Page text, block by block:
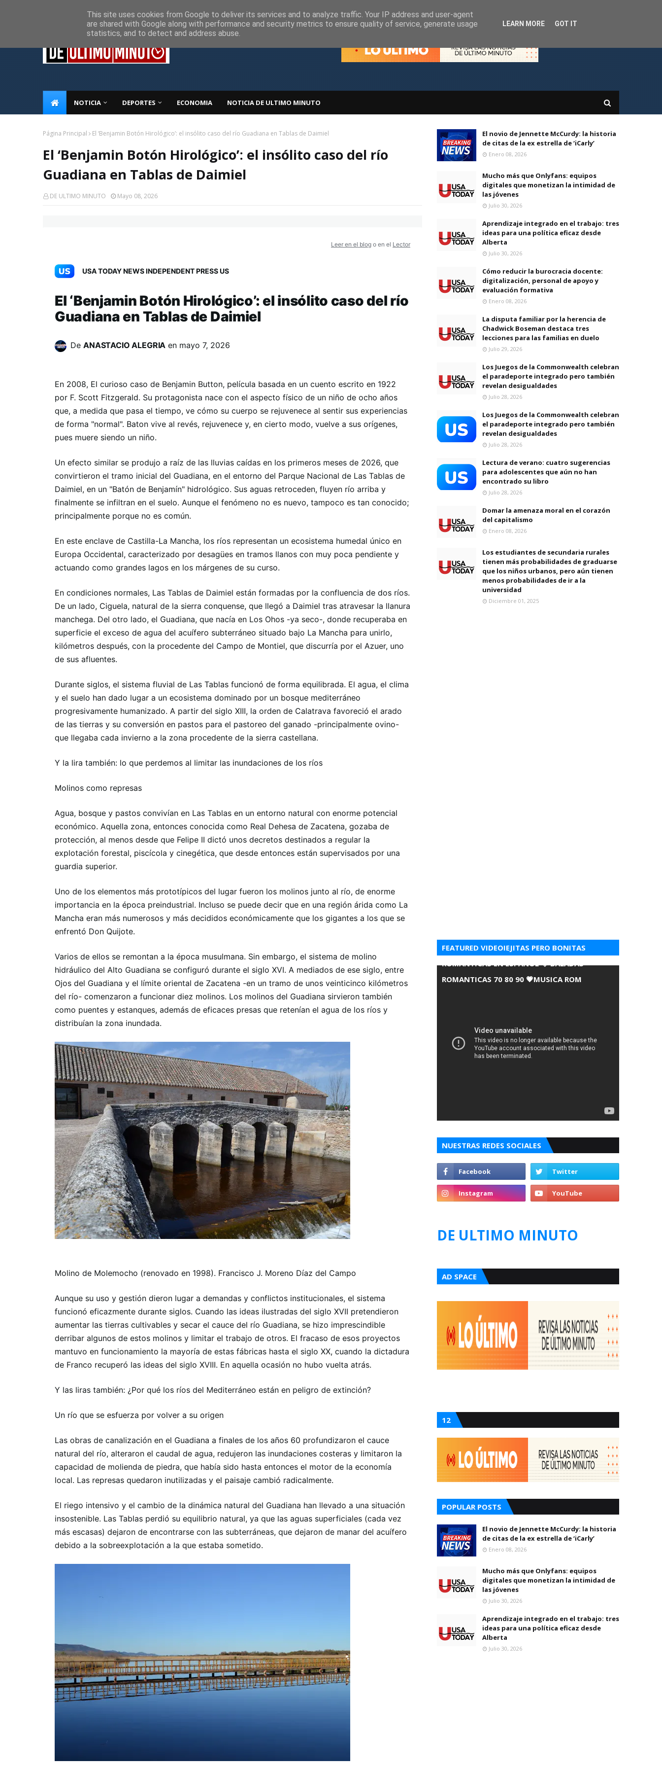
NOTICIA DEPORTES ECONOMIA NOTICIA DE ULTIMO MINUTO
Página Principal El ‘Benjamin Botón Hirológico’: el insólito caso del río Guadiana en Tablas de Daimiel
El ‘Benjamin Botón Hirológico’: el insólito caso del río
Guadiana en Tablas de Daimiel
DE ULTIMO MINUTO Mayo 08, 2026
Leer en el blog o en el Lector
USA TODAY NEWS INDEPENDENT PRESS US
El ‘Benjamin Botón Hirológico’: el insólito caso del río
Guadiana en Tablas de Daimiel
De ANASTACIO ALEGRIA en mayo 7, 2026
En 2008, El curioso caso de Benjamin Button, película basada en un cuento escrito en 1922
por F. Scott Fitzgerald. Su protagonista nace con el aspecto físico de un niño de ocho años
que, a medida que pasa el tiempo, ve cómo su cuerpo se rejuvenece al sentir sus experiencias
de forma "normal". Baton vive al revés, rejuvenece y, en cierto modo, vuelve a sus orígenes,
pues muere siendo un niño.
Un efecto similar se produjo a raíz de las lluvias caídas en los primeros meses de 2026, que
convirtieron el tramo inicial del Guadiana, en el entorno del Parque Nacional de Las Tablas de
Daimiel, en un "Batón de Benjamín" hidrológico. Sus aguas retroceden, fluyen río arriba y
finalmente se infiltran en el suelo. Aunque el fenómeno no es nuevo, tampoco es tan conocido;
principalmente porque no es común.
En este enclave de Castilla-La Mancha, los ríos representan un ecosistema humedal único en
Europa Occidental, caracterizado por desagües en tramos llanos con muy poca pendiente y
actuando como grandes lagos en los márgenes de su curso.
En condiciones normales, Las Tablas de Daimiel están formadas por la confluencia de dos ríos.
De un lado, Ciguela, natural de la sierra conquense, que llegó a Daimiel tras atravesar la llanura
manchega. Del otro lado, el Guadiana, que nacía en Los Ohos -ya seco-, donde recuperaba en
superficie el exceso de agua del acuífero subterráneo situado bajo La Mancha para unirlo,
kilómetros después, con la procedente del Campo de Montiel, que discurría por el Azuer, uno
de sus afluentes.
Durante siglos, el sistema fluvial de Las Tablas funcionó de forma equilibrada. El agua, el clima
y el suelo han dado lugar a un ecosistema dominado por un bosque mediterráneo
progresivamente humanizado. A partir del siglo XIII, la orden de Calatrava favoreció el arado
de las tierras y su conversión en pastos para el pastoreo del ganado -principalmente ovino-
que llegaba cada invierno a la zona procedente de la sierra castellana.
Y la lira también: lo que perdemos al limitar las inundaciones de los ríos
Molinos como represas
Agua, bosque y pastos convivían en Las Tablas en un entorno natural con enorme potencial
económico. Aquella zona, entonces conocida como Real Dehesa de Zacatena, gozaba de
protección, al menos desde que Felipe II dictó unos decretos destinados a regular la
explotación forestal, piscícola y cinegética, que desde entonces están supervisados ​​por una
guardia superior.
Uno de los elementos más prototípicos del lugar fueron los molinos junto al río, de enorme
importancia en la época preindustrial. Incluso se puede decir que en una región árida como La
Mancha eran más numerosos y más decididos económicamente que los gigantes a los que se
enfrentó Don Quijote.
Varios de ellos se remontan a la época musulmana. Sin embargo, el sistema de molino
hidráulico del Alto Guadiana se configuró durante el siglo XVI. A mediados de ese siglo, entre
Ojos del Guadiana y el límite oriental de Zacatena -en un tramo de unos veinticinco kilómetros
del río- comenzaron a funcionar diez molinos. Los molinos del Guadiana sirvieron también
como puentes y estanques, además de eficaces presas que retenían el agua de los ríos y
distribuían la zona inundada.
Molino de Molemocho (renovado en 1998). Francisco J. Moreno Díaz del Campo
Aunque su uso y gestión dieron lugar a demandas y conflictos institucionales, el sistema
funcionó eficazmente durante siglos. Cuando las ideas ilustradas del siglo XVII pretendieron
aumentar las tierras cultivables y secar el cauce del río Guadiana, se hizo imprescindible
derribar algunos de estos molinos y limitar el trabajo de otros. El fracaso de esos proyectos
mantuvo en funcionamiento la mayoría de estas fábricas hasta el siglo XX, cuando la dictadura
de Franco recuperó las ideas del siglo XVIII. En aquella ocasión no hubo vuelta atrás.
Y las liras también: ¿Por qué los ríos del Mediterráneo están en peligro de extinción?
Un río que se esfuerza por volver a su origen
Las obras de canalización en el Guadiana a finales de los años 60 profundizaron el cauce
natural del río, alteraron el caudal de agua, redujeron las inundaciones costeras y limitaron la
capacidad de molienda de piedra, que había sido hasta entonces el motor de la economía
local. Las represas quedaron inutilizadas y el paisaje cambió radicalmente.
El riego intensivo y el cambio de la dinámica natural del Guadiana han llevado a una situación
insostenible. Las Tablas perdió su equilibrio natural, ya que las aguas superficiales (cada vez
más escasas) dejaron de encontrarse con las subterráneas, que dejaron de manar del acuífero
debido a la sobreexplotación a la que estaba sometido.
El novio de Jennette McCurdy: la historia
de citas de la ex estrella de ‘iCarly’
Enero 08, 2026
Mucho más que Onlyfans: equipos
digitales que monetizan la intimidad de
las jóvenes
Julio 30, 2026
Aprendizaje integrado en el trabajo: tres
ideas para una política eficaz desde
Alberta
Julio 30, 2026
Cómo reducir la burocracia docente:
digitalización, personal de apoyo y
evaluación formativa
Enero 08, 2026
La disputa familiar por la herencia de
Chadwick Boseman destaca tres
lecciones para las familias en duelo
Julio 29, 2026
Los Juegos de la Commonwealth celebran
el paradeporte integrado pero también
revelan desigualdades
Julio 28, 2026
Los Juegos de la Commonwealth celebran
el paradeporte integrado pero también
revelan desigualdades
Julio 28, 2026
Lectura de verano: cuatro sugerencias
para adolescentes que aún no han
encontrado su libro
Julio 28, 2026
Domar la amenaza moral en el corazón
del capitalismo
Enero 08, 2026
Los estudiantes de secundaria rurales
tienen más probabilidades de graduarse
que los niños urbanos, pero aún tienen
menos probabilidades de ir a la
universidad
Diciembre 01, 2025
FEATURED VIDEOIEJITAS PERO BONITAS
ROMANTICAS EN ESPANOL 💘 BALADAS
ROMANTICAS 70 80 90 💗MUSICA ROM
NUESTRAS REDES SOCIALES
DE ULTIMO MINUTO
AD SPACE
12
POPULAR POSTS
El novio de Jennette McCurdy: la historia
de citas de la ex estrella de ‘iCarly’
Enero 08, 2026
Mucho más que Onlyfans: equipos
digitales que monetizan la intimidad de
las jóvenes
Julio 30, 2026
Aprendizaje integrado en el trabajo: tres
ideas para una política eficaz desde
Alberta
Julio 30, 2026
This site uses cookies from Google to deliver its services and to analyze traffic. Your IP address and user-agent
are shared with Google along with performance and security metrics to ensure quality of service, generate usage
statistics, and to detect and address abuse.
LEARN MORE GOT IT